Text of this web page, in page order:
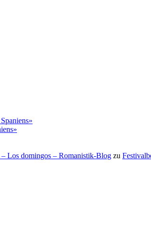
Los domingos – Romanistik-Blog zu